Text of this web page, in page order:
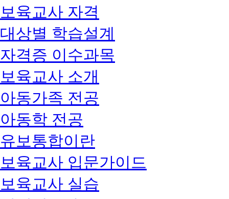
보육교사 자격
대상별 학습설계
자격증 이수과목
보육교사 소개
아동가족 전공
아동학 전공
유보통합이란
보육교사 입문가이드
보육교사 실습